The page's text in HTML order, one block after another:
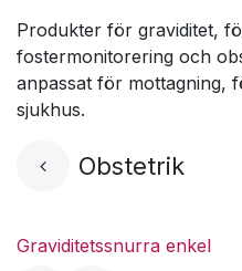
Produkter för graviditet,
fostermonitorering och
anpassat för mottagning,
sjukhus.
Obstetrik
Graviditetssnurra enkel